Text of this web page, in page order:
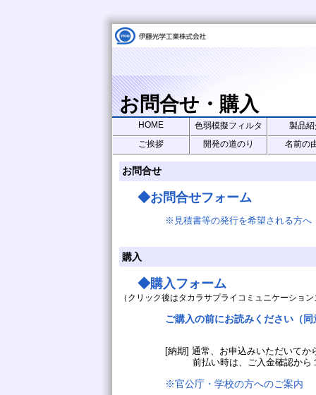
お問合せ・購入
HOME 色弱模擬フィルタ
製品
ご挨拶
開発の道のり 名前の
お問合せ
◆お問合せフォーム
※見積書等の発行を希望される方へ
購入
◆購入フォーム
（クリック後はタカラサプライコミュニケーショ
ご購入の前にお読みください（同
[納期] 通常、お申込みいただいてから
前払い時は、ご入金確認から１週
※官公庁・学校の方へのご案内